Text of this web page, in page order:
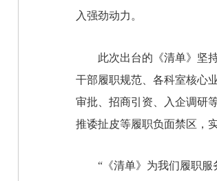
入强劲动力。
此次出台的《清单》坚
干部履职规范、各科室核心
审批、招商引资、入企调研
推诿扯皮等履职负面禁区，
“《清单》为我们履职